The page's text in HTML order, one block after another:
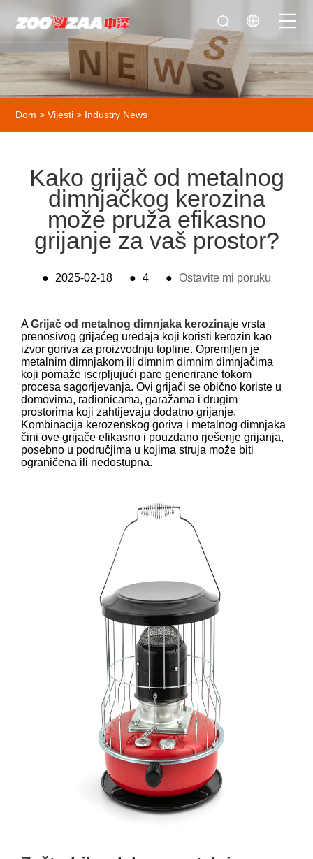
Dom > Vijesti > Industry News
Kako grijač od metalnog
dimnjačkog kerozina
može pruža efikasno
grijanje za vaš prostor?
● 2025-02-18 ● 4 ● Ostavite mi poruku
AGrijač od metalnog dimnjaka kerozinaje vrsta
prenosivog grijaćeg uređaja koji koristi kerozin kao
izvor goriva za proizvodnju topline. Opremljen je
metalnim dimnjakom ili dimnim dimnim dimnjačima
koji pomaže iscrpljujući pare generirane tokom
procesa sagorijevanja. Ovi grijači se obično koriste u
domovima, radionicama, garažama i drugim
prostorima koji zahtijevaju dodatno grijanje.
Kombinacija kerozenskog goriva i metalnog dimnjaka
čini ove grijače efikasno i pouzdano rješenje grijanja,
posebno u područjima u kojima struja može biti
ograničena ili nedostupna.